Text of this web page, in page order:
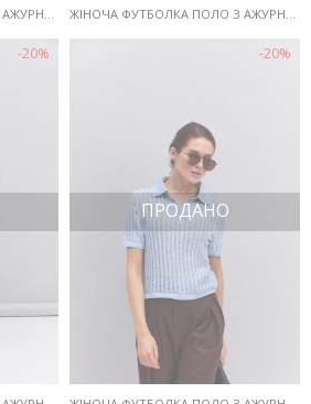
-20% -20%
ПРОДАНО